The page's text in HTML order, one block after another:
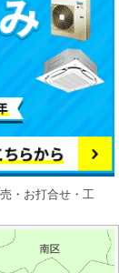
・お打合せ・工